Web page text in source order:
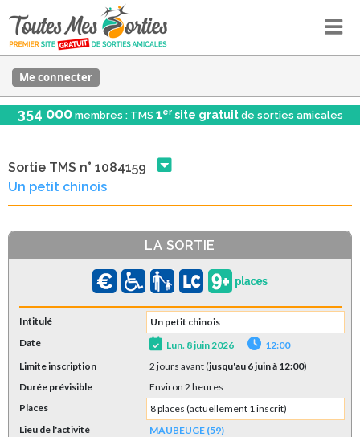
Me connecter
354 000 membres : TMS 1er site gratuit de sorties amicales
Sortie TMS n° 1084159
Un petit chinois
LA SORTIE
Intitulé
Un petit chinois
Date
Lun. 8 juin 2026
12:00
Limite inscription
2 jours avant (jusqu'au 6 juin à 12:00)
Durée prévisible
Environ 2 heures
Places
8 places (actuellement 1 inscrit)
Lieu de l'activité
MAUBEUGE (59)